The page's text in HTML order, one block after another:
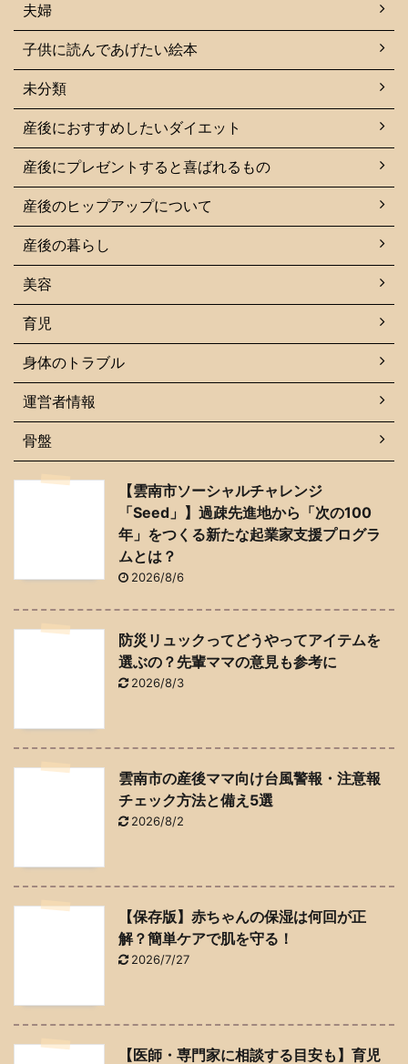
夫婦
子供に読んであげたい絵本
未分類
産後におすすめしたいダイエット
産後にプレゼントすると喜ばれるもの
産後のヒップアップについて
産後の暮らし
美容
育児
身体のトラブル
運営者情報
骨盤
【雲南市ソーシャルチャレンジ
「Seed」】過疎先進地から「次の100
年」をつくる新たな起業家支援プログラ
ムとは？
2026/8/6
防災リュックってどうやってアイテムを
選ぶの？先輩ママの意見も参考に
2026/8/3
雲南市の産後ママ向け台風警報・注意報
チェック方法と備え5選
2026/8/2
【保存版】赤ちゃんの保湿は何回が正
解？簡単ケアで肌を守る！
2026/7/27
【医師・専門家に相談する目安も】育児